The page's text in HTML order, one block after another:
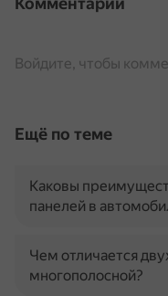
Войдите, чтобы
Ещё по теме
Каковы
панелей в
Чем отличается
многополосной?